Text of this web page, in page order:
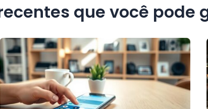
que você pode